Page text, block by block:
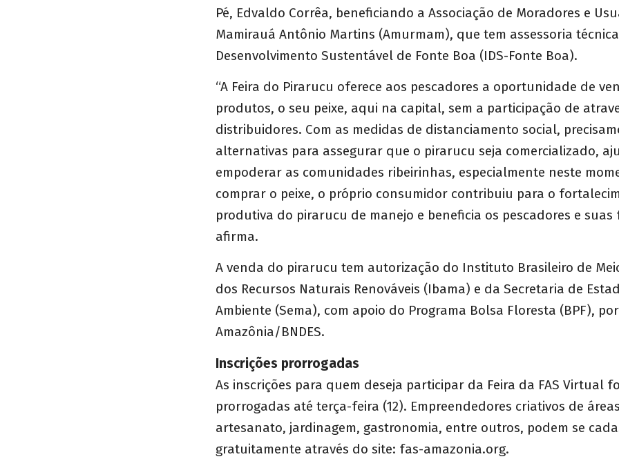
Pé, Edvaldo Corrêa, beneficiando a Associação de Moradores e
Mamirauá Antônio Martins (Amurmam), que tem assessoria
Desenvolvimento Sustentável de Fonte Boa (IDS-Fonte Boa).
“A Feira do Pirarucu oferece aos pescadores a oportunidade de
produtos, o seu peixe, aqui na capital, sem a participação de
distribuidores. Com as medidas de distanciamento social,
alternativas para assegurar que o pirarucu seja comercializado,
empoderar as comunidades ribeirinhas, especialmente neste
comprar o peixe, o próprio consumidor contribuiu para o
produtiva do pirarucu de manejo e beneficia os pescadores e suas
afirma.
A venda do pirarucu tem autorização do Instituto Brasileiro de
dos Recursos Naturais Renováveis (Ibama) e da Secretaria de
Ambiente (Sema), com apoio do Programa Bolsa Floresta (BPF),
Amazônia/BNDES.
Inscrições prorrogadas
As inscrições para quem deseja participar da Feira da FAS Virtual
prorrogadas até terça-feira (12). Empreendedores criativos de
artesanato, jardinagem, gastronomia, entre outros, podem se
gratuitamente através do site: fas-amazonia.org.